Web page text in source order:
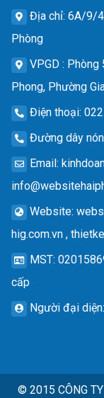
Địa chỉ: 6A/9/
Phòng
VPGD : Phòng
Phong, Phường
Điện thoại:
Đường dây
Email :
Website:
hig.com.vn ,
MST:
cấp
Người đại diện
© 2015 CÔNG